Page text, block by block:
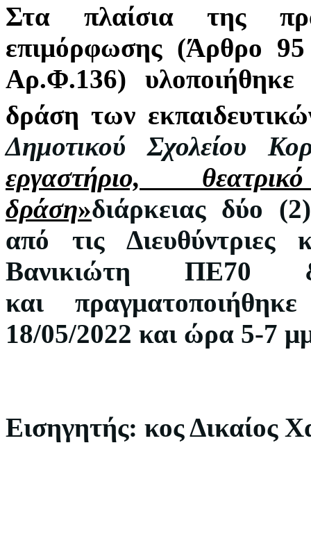
Στα πλαίσια της
επιμόρφωσης (Άρθρο
Αρ.Φ.136)
δράση των
Δημοτικού Σχολείου
εργαστήριο,
δράση»διάρκειας δύο
από τις
Βανικιώτη
και
18/05/2022 και ώρα 5-7
Εισηγητής: κος Δικαίος